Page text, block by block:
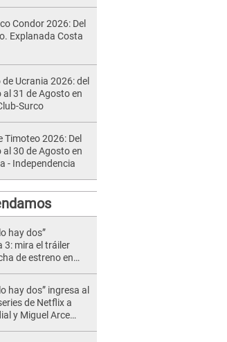
Condor 2026: Del
Explanada Costa
Ucrania 2026: del
al 31 de Agosto en
Surco
Timoteo 2026: Del
al 30 de Agosto en
- Independencia
hay dos”
3: mira el tráiler
de estreno en
hay dos” ingresa al
de Netflix a
y Miguel Arce